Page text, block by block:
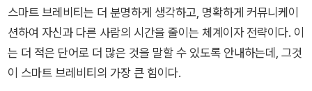
스마트 브레비티는 더 분명하게 생각하고, 명확하게 커뮤니케이
션하여 자신과 다른 사람의 시간을 줄이는 체계이자 전략이다. 이
는 더 적은 단어로 더 많은 것을 말할 수 있도록 안내하는데, 그것
이 스마트 브레비티의 가장 큰 힘이다.